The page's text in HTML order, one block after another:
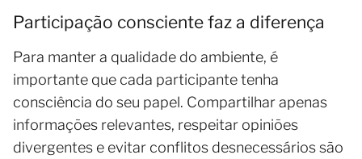
Participação consciente faz a diferença
Para manter a qualidade do ambiente, é
importante que cada participante tenha
consciência do seu papel. Compartilhar apenas
informações relevantes, respeitar opiniões
divergentes e evitar conflitos desnecessários são